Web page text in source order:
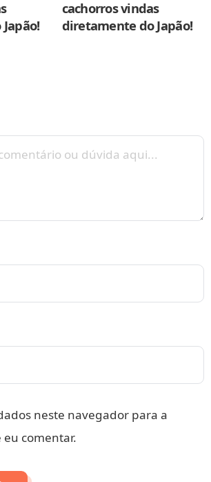
cachorros vindas
diretamente do Japão!
neste navegador para a
comentar.